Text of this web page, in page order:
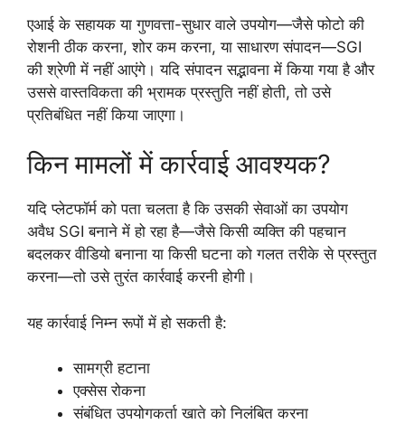
एआई के सहायक या गुणवत्ता-सुधार वाले उपयोग—जैसे फोटो की
रोशनी ठीक करना, शोर कम करना, या साधारण संपादन—SGI
की श्रेणी में नहीं आएंगे। यदि संपादन सद्भावना में किया गया है और
उससे वास्तविकता की भ्रामक प्रस्तुति नहीं होती, तो उसे
प्रतिबंधित नहीं किया जाएगा।
किन मामलों में कार्रवाई आवश्यक?
यदि प्लेटफॉर्म को पता चलता है कि उसकी सेवाओं का उपयोग
अवैध SGI बनाने में हो रहा है—जैसे किसी व्यक्ति की पहचान
बदलकर वीडियो बनाना या किसी घटना को गलत तरीके से प्रस्तुत
करना—तो उसे तुरंत कार्रवाई करनी होगी।
यह कार्रवाई निम्न रूपों में हो सकती है:
सामग्री हटाना
एक्सेस रोकना
संबंधित उपयोगकर्ता खाते को निलंबित करना